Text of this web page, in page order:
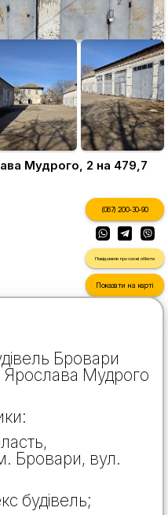
Мудрого, 2 на 479,7
(067) 200-30-90
Повідомити про схожі об'єкти
Показати на карті
Бровари
Ярослава Мудрого
Бровари, вул.
будівель;